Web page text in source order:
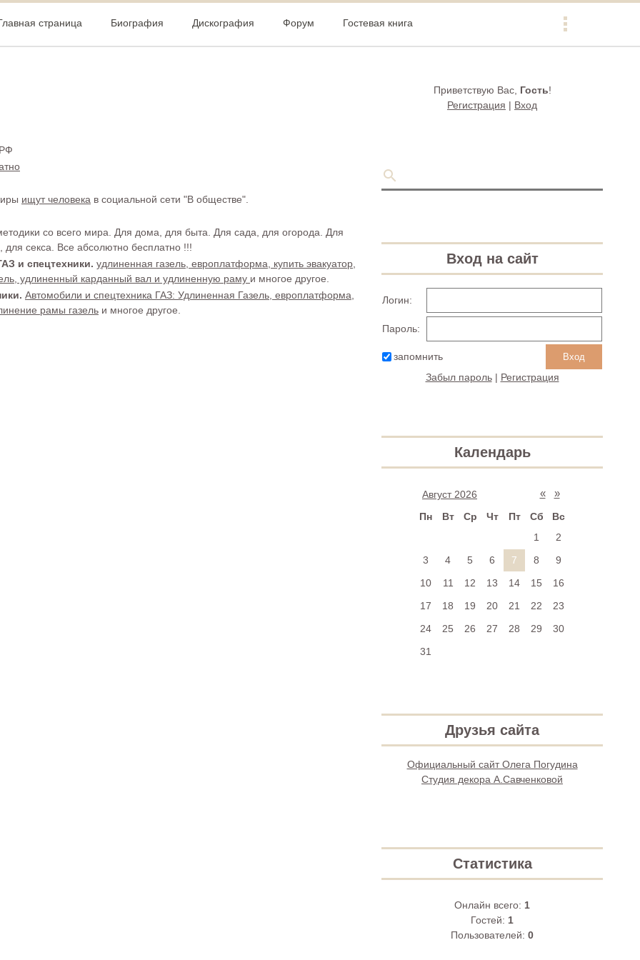
страница Биография Дискография Форум Гостевая книга
ищут человека в социальной сети "В обществе".
со всего мира. Для дома, для быта. Для сада, для огорода. Для
секса. Все абсолютно бесплатно !!!
и спецтехники. удлиненная газель, европлатформа, купить эвакуатор,
удлиненный карданный вал и удлиненную раму и многое другое.
Автомобили и спецтехника ГАЗ: Удлиненная Газель, европлатформа,
рамы газель и многое другое.
Приветствую Вас, Гость!
Регистрация | Вход
Вход на сайт
Логин:
Пароль:
запомнить
Забыл пароль| Регистрация
Календарь
«
Август 2026 »
Пн Вт Ср Чт Пт Сб
Вс
1
2
3
4 5 6 7 8
9
10
11 12 13 14 15
16
17
18 19 20 21 22
23
24
25 26 27 28 29
30
31
Друзья сайта
Официальный сайт Олега Погудина
Студия декора А.Савченковой
Статистика
Онлайн всего: 1
Гостей: 1
Пользователей: 0